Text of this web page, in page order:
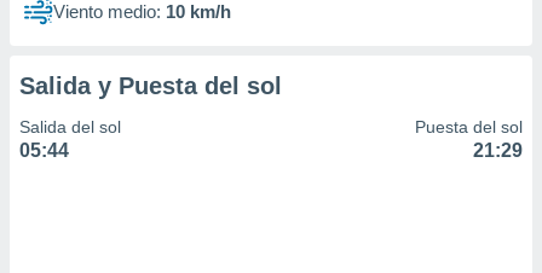
Viento medio: 10 km/h
Salida y Puesta del sol
Salida del sol
05:44
Puesta del sol
21:29